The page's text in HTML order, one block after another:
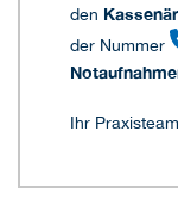
den
der Nummer
Ihr Praxisteam